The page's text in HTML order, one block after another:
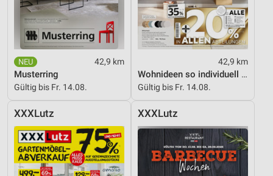
42,9 km
Musterring
Gültig bis Fr. 14.08.
42,9 km
Wohnideen so individuell wie du!
Gültig bis Fr. 14.08.
XXXLutz XXXLutz